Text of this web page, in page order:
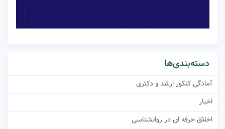
دسته‌بندی‌ها
آمادگی کنکور ارشد و دکتری
اخبار
اخلاق حرفه ای در روانشناسی